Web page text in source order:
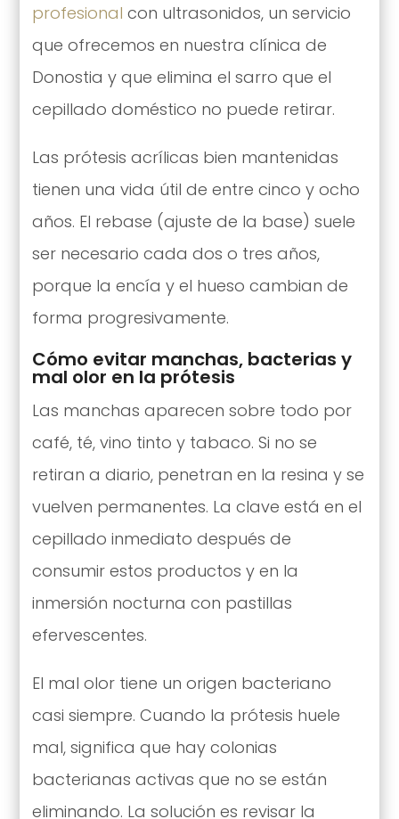
profesional con ultrasonidos, un servicio
que ofrecemos en nuestra clínica de
Donostia y que elimina el sarro que el
cepillado doméstico no puede retirar.
Las prótesis acrílicas bien mantenidas
tienen una vida útil de entre cinco y ocho
años. El rebase (ajuste de la base) suele
ser necesario cada dos o tres años,
porque la encía y el hueso cambian de
forma progresivamente.
Cómo evitar manchas, bacterias y
mal olor en la prótesis
Las manchas aparecen sobre todo por
café, té, vino tinto y tabaco. Si no se
retiran a diario, penetran en la resina y se
vuelven permanentes. La clave está en el
cepillado inmediato después de
consumir estos productos y en la
inmersión nocturna con pastillas
efervescentes.
El mal olor tiene un origen bacteriano
casi siempre. Cuando la prótesis huele
mal, significa que hay colonias
bacterianas activas que no se están
eliminando. La solución es revisar la